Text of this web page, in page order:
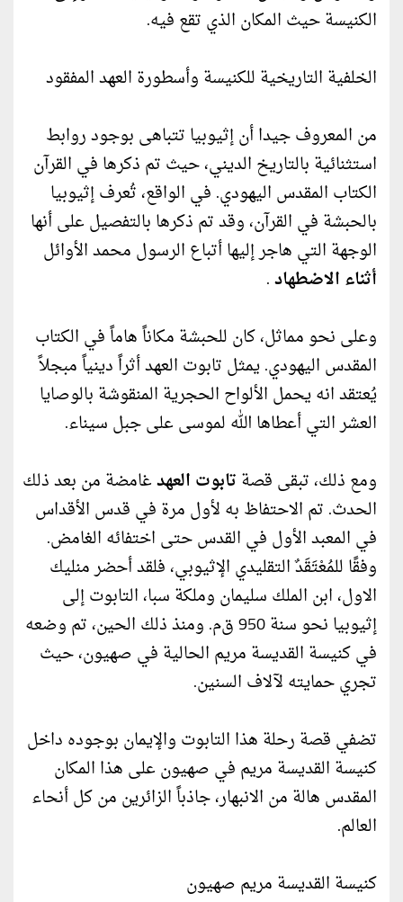
الكنيسة حيث المكان الذي تقع فيه.
الخلفية التاريخية للكنيسة وأسطورة العهد المفقود
من المعروف جيدا أن إثيوبيا تتباهى بوجود روابط
استثنائية بالتاريخ الديني، حيث تم ذكرها في القرآن
الكتاب المقدس اليهودي. في الواقع، تُعرف إثيوبيا
بالحبشة في القرآن، وقد تم ذكرها بالتفصيل على أنها
الوجهة التي هاجر إليها أتباع الرسول محمد الأوائل
أثناء الاضطهاد.
وعلى نحو مماثل، كان للحبشة مكاناً هاماً في الكتاب
المقدس اليهودي. يمثل تابوت العهد أثراً دينياً مبجلاً
يُعتقد انه يحمل الألواح الحجرية المنقوشة بالوصايا
العشر التي أعطاها الله لموسى على جبل سيناء.
ومع ذلك، تبقى قصة تابوت العهدغامضة من بعد ذلك
الحدث. تم الاحتفاظ به لأول مرة في قدس الأقداس
في المعبد الأول في القدس حتى اختفائه الغامض.
وفقًا للمُعْتَقَدٌ التقليدي الإثيوبي، فلقد أحضر منليك
الاول، ابن الملك سليمان وملكة سبا، التابوت إلى
إثيوبيا نحو سنة 950 ق‌م. ومنذ ذلك الحين، تم وضعه
في كنيسة القديسة مريم الحالية في صهيون، حيث
تجري حمايته لآلاف السنين.
تضفي قصة رحلة هذا التابوت والإيمان بوجوده داخل
كنيسة القديسة مريم في صهيون على هذا المكان
المقدس هالة من الانبهار، جاذباً الزائرين من كل أنحاء
العالم.
كنيسة القديسة مريم صهيون